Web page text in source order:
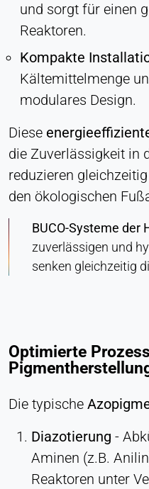
und sorgt für einen
Reaktoren.
Kompakte
Kältemittelmenge
modulares Design.
Diese
die Zuverlässigkeit in
reduzieren
den ökologischen
BUCO-Systeme der
zuverlässigen und
senken gleichzeitig
Optimierte
Die typische
Diazotierung -
Aminen (z.B.
Reaktoren unter
Cookie Laufzeit:
Dauerhaft
Name:
hjSession#,
Anbieter:
Hotjar Ltd.
Zweck:
Cookie Laufzeit:
Sitzung - 1 Jahr
Videos. Wenn
an den Anbieter
Vimeo
vuid, player
Anbieter:
Vimeo, Inc.